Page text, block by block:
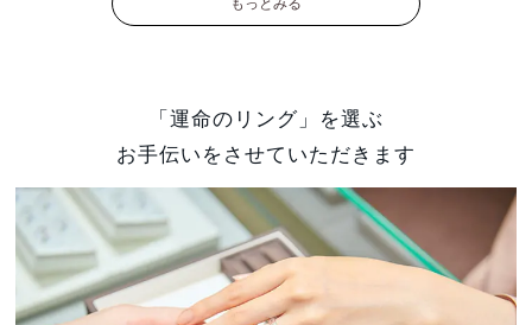
もっとみる
「運命のリング」を選ぶ
お手伝いをさせていただきます